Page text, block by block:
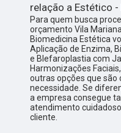
relação a Estético
Para quem busca
orçamento Vila
Biomedicina Estética
Aplicação de Enzima,
e Blefaroplastia com
Harmonizações
outras opções que são
necessidade. Se
a empresa consegue
atendimento
cliente.